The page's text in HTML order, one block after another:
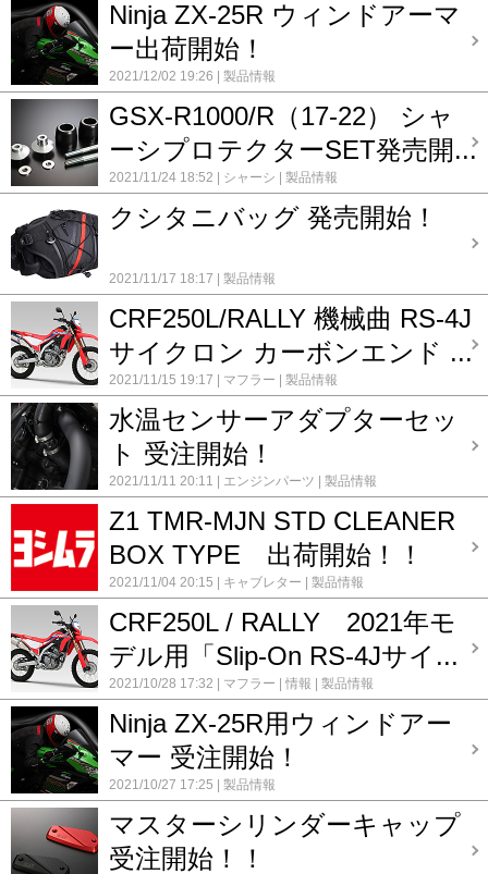
Ninja ZX-25R ウィンドアーマ
ー出荷開始！
2021/12/02 19:26 製品情報
GSX-R1000/R（17-22） シャ
ーシプロテクターSET発売開...
2021/11/24 18:52 シャーシ 製品情報
クシタニバッグ 発売開始！
2021/11/17 18:17 製品情報
CRF250L/RALLY 機械曲 RS-4J
サイクロン カーボンエンド ...
2021/11/15 19:17 マフラー 製品情報
水温センサーアダプターセッ
ト 受注開始！
2021/11/11 20:11 エンジンパーツ 製品情報
Z1 TMR-MJN STD CLEANER
BOX TYPE 出荷開始！！
2021/11/04 20:15 キャブレター 製品情報
CRF250L / RALLY 2021年モ
デル用「Slip-On RS-4Jサイ...
2021/10/28 17:32 マフラー 情報 製品情報
Ninja ZX-25R用ウィンドアー
マー 受注開始！
2021/10/27 17:25 製品情報
マスターシリンダーキャップ
受注開始！！